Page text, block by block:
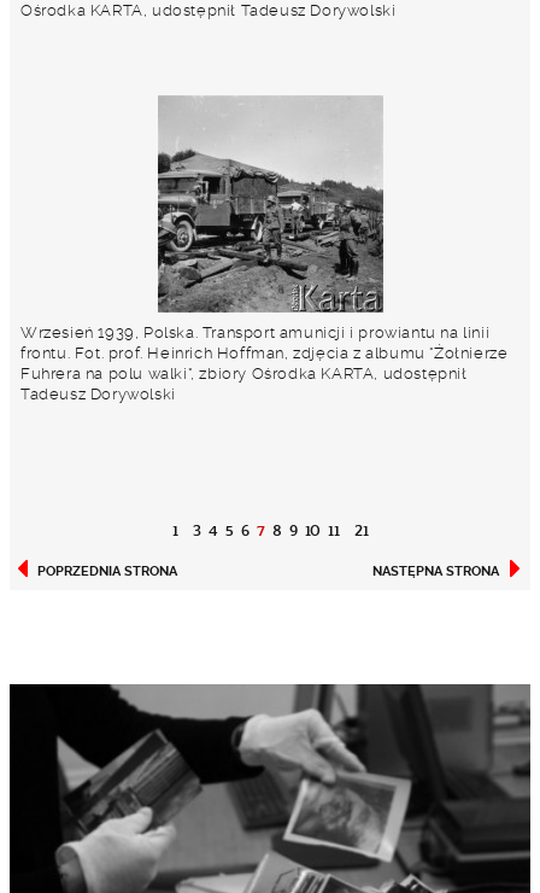
Ośrodka KARTA, udostępnił Tadeusz Dorywolski
Wrzesień 1939, Polska. Transport amunicji i prowiantu na linii
frontu. Fot. prof. Heinrich Hoffman, zdjęcia z albumu "Żołnierze
Fuhrera na polu walki", zbiory Ośrodka KARTA, udostępnił
Tadeusz Dorywolski
1
POPRZEDNIA STRONA
3 4 5 6 7 8 9 10 11
NASTĘPNA STRONA
21